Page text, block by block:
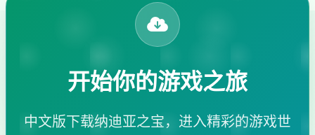
开始你的游戏之旅
中文版下载纳迪亚之宝，进入精彩的游戏世